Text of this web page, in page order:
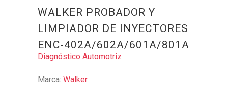
WALKER PROBADOR Y
LIMPIADOR DE INYECTORES
ENC-402A/602A/601A/801A
Diagnóstico Automotriz
Marca: Walker